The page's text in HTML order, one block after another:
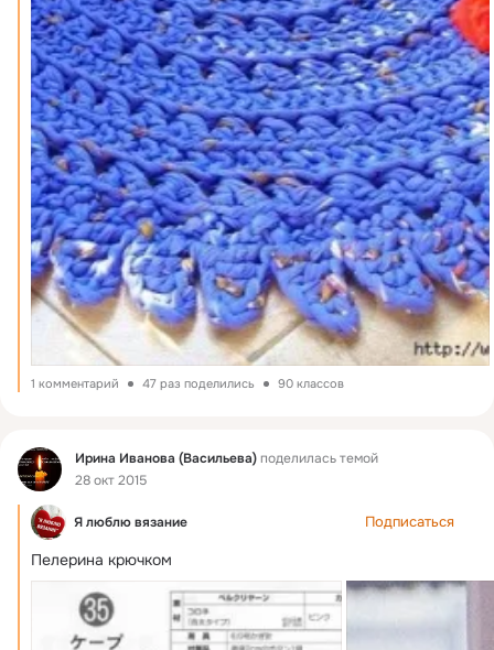
1 комментарий 47 раз поделились 90 классов
Фид Ирина Иванова (Васильева)поделилась темой
28 окт 2015
Я люблю вязание Подписаться
Пелерина крючком